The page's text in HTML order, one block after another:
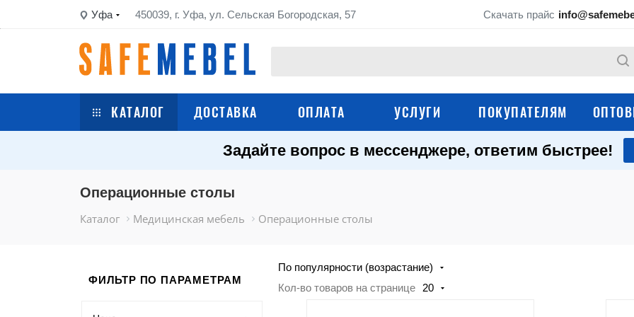
Уфа 450039, г. Уфа, ул. Сельская Богородская, 57 Скачать прайс
КАТАЛОГ
Шкафы металлические
Стеллажи металлические
Медицинские шкафы
Мебель для
Медицинские тумбы
ДОСТАВКА ОПЛАТА УСЛУГИ ПОКУПАТЕЛЯМ
Задайте вопрос в мессенджере, ответим быстрее!
Операционные столы
Каталог Медицинская мебель Операционные столы
ФИЛЬТР ПО ПАРАМЕТРАМ
По популярности (возрастание)
Кол-во товаров на странице 20